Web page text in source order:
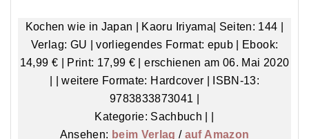
Kochen wie in Japan | Kaoru Iriyama| Seiten: 144 |
Verlag: GU | vorliegendes Format: epub | Ebook:
14,99 € | Print: 17,99 € | erschienen am 06. Mai 2020
| weitere Formate: Hardcover | ISBN-13:
9783833873041 |
Kategorie: Sachbuch | |
Ansehen: beim Verlag / auf Amazon